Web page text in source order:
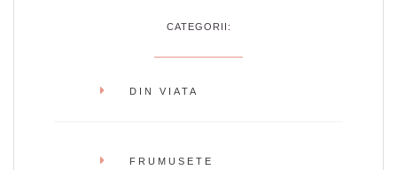
CATEGORII:
DIN VIATA
FRUMUSETE